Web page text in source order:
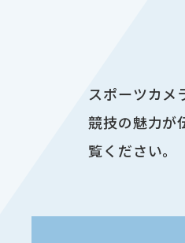
スポーツカメ
競技の魅力が
覧ください。